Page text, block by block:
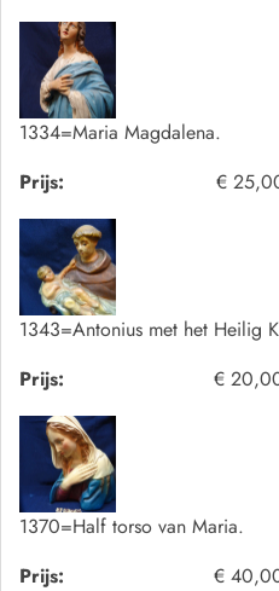
1334=Maria Magdalena.
Prijs:
€
1343=Antonius met het Heilig
Prijs:
€
1370=Half torso van Maria.
Prijs:
€